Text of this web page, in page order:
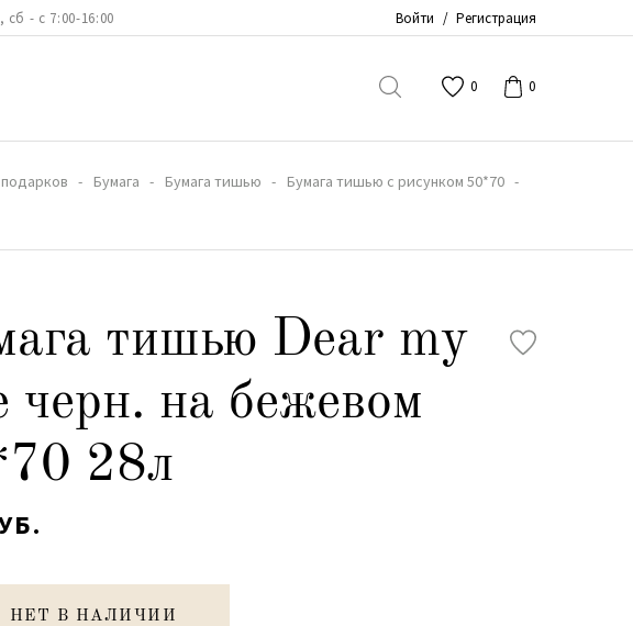
- с 7:00-16:00 Войти / Регистрация
0 0
Бумага Бумага тишью
Бумага тишью с рисунком 50*70
тишью Dear my
черн. на бежевом
28л
НЕТ В НАЛИЧИИ